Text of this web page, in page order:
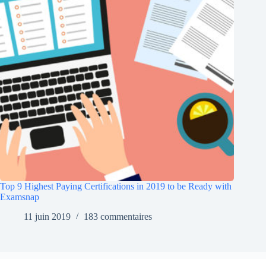
Top 9 Highest Paying Certifications in 2019 to be Ready with
Examsnap
11 juin 2019
183 commentaires